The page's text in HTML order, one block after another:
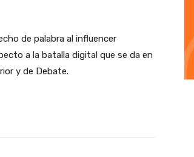
de palabra al influencer
a la batalla digital que se da en
y de Debate.